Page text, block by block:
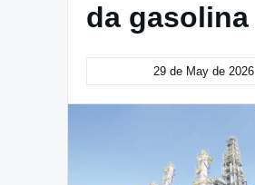
da gasolina
29 de May de 2026